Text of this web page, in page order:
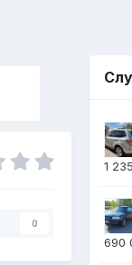
0
1
690